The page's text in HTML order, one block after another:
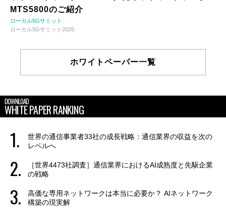
MTS5800のご紹介
ローカル5Gサミット
ローカル5Gサミット2025
ホワイトペーパー一覧
DOWNLOAD
WHITE PAPER RANKING
世界の通信事業者33社の成長戦略：通信業界の収益を次の
レベルへ
［世界4473社調査］通信業界におけるAI成熟度と先駆企業
の戦略
高価な専用ネットワークは本当に必要か？ AIネットワーク
構築の現実解